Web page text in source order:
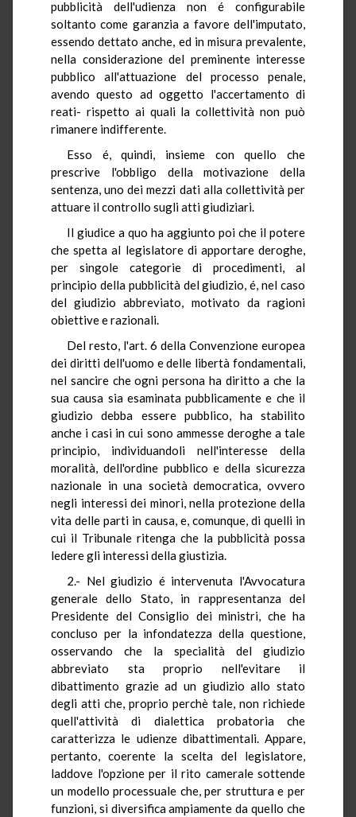
pubblicità dell'udienza non é configurabile
soltanto come garanzia a favore dell'imputato,
essendo dettato anche, ed in misura prevalente,
nella considerazione del preminente interesse
pubblico all'attuazione del processo penale,
avendo questo ad oggetto l'accertamento di
reati- rispetto ai quali la collettività non può
rimanere indifferente.
Esso é, quindi, insieme con quello che
prescrive l'obbligo della motivazione della
sentenza, uno dei mezzi dati alla collettività per
attuare il controllo sugli atti giudiziari.
Il giudice a quo ha aggiunto poi che il potere
che spetta al legislatore di apportare deroghe,
per singole categorie di procedimenti, al
principio della pubblicità del giudizio, é, nel caso
del giudizio abbreviato, motivato da ragioni
obiettive e razionali.
Del resto, l'art. 6 della Convenzione europea
dei diritti dell'uomo e delle libertà fondamentali,
nel sancire che ogni persona ha diritto a che la
sua causa sia esaminata pubblicamente e che il
giudizio debba essere pubblico, ha stabilito
anche i casi in cui sono ammesse deroghe a tale
principio, individuandoli nell'interesse della
moralità, dell'ordine pubblico e della sicurezza
nazionale in una società democratica, ovvero
negli interessi dei minori, nella protezione della
vita delle parti in causa, e, comunque, di quelli in
cui il Tribunale ritenga che la pubblicità possa
ledere gli interessi della giustizia.
2.- Nel giudizio é intervenuta l'Avvocatura
generale dello Stato, in rappresentanza del
Presidente del Consiglio dei ministri, che ha
concluso per la infondatezza della questione,
osservando che la specialità del giudizio
abbreviato sta proprio nell'evitare il
dibattimento grazie ad un giudizio allo stato
degli atti che, proprio perchè tale, non richiede
quell'attività di dialettica probatoria che
caratterizza le udienze dibattimentali. Appare,
pertanto, coerente la scelta del legislatore,
laddove l'opzione per il rito camerale sottende
un modello processuale che, per struttura e per
funzioni, si diversifica ampiamente da quello che